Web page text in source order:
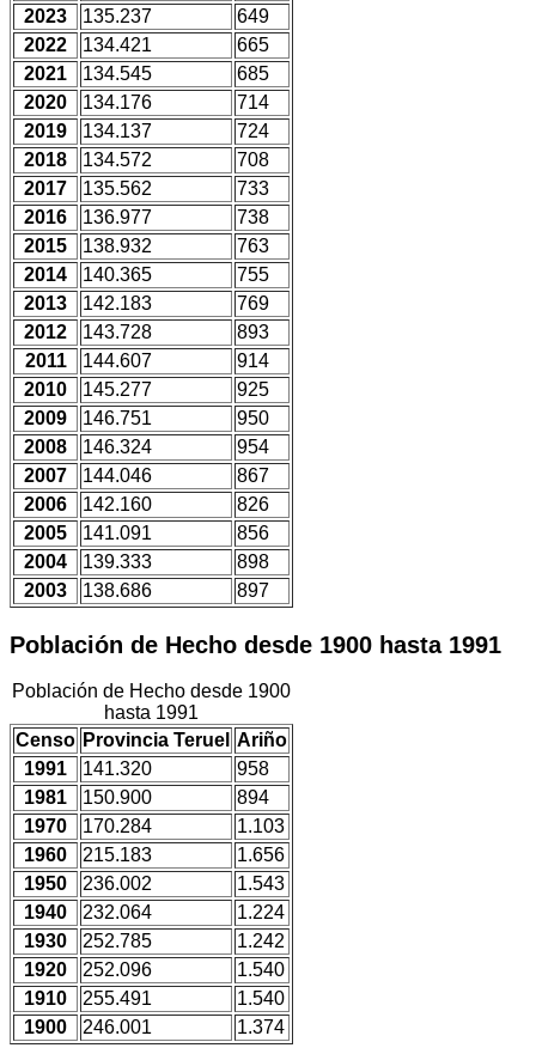
2023
135.237
649
2022
134.421
665
2021
134.545
685
2020
134.176
714
2019
134.137
724
2018
134.572
708
2017
135.562
733
2016
136.977
738
2015
138.932
763
2014
140.365
755
2013
142.183
769
2012
143.728
893
2011
144.607
914
2010
145.277
925
2009
146.751
950
2008
146.324
954
2007
144.046
867
2006
142.160
826
2005
141.091
856
2004
139.333
898
2003
138.686 897
Población de Hecho desde 1900 hasta 1991
Población de Hecho desde 1900
hasta 1991
Censo Provincia Teruel Ariño
1991
141.320
958
1981
150.900
894
1970
170.284
1.103
1960
215.183
1.656
1950
236.002
1.543
1940
232.064
1.224
1930
252.785
1.242
1920
252.096
1.540
1910
255.491
1.540
1900
246.001 1.374